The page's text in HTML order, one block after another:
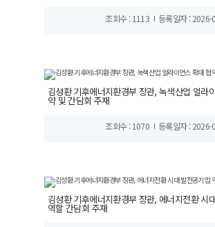
조회수 : 1113 등록일자 :
김성환 기후에너지환경부 장관, 녹색산업 얼라
약 및 간담회 주재
조회수 : 1070 등록일자 :
김성환 기후에너지환경부 장관, 에너지전환 시
역할 간담회 주재